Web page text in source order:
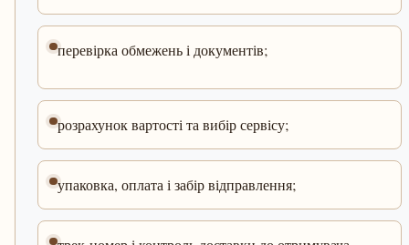
перевірка обмежень і документів;
розрахунок вартості та вибір сервісу;
упаковка, оплата і забір відправлення;